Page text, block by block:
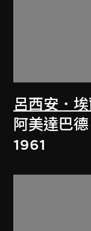
呂西安．
阿美達巴
1961